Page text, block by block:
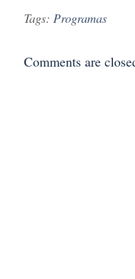
Tags: Programas
Comments are